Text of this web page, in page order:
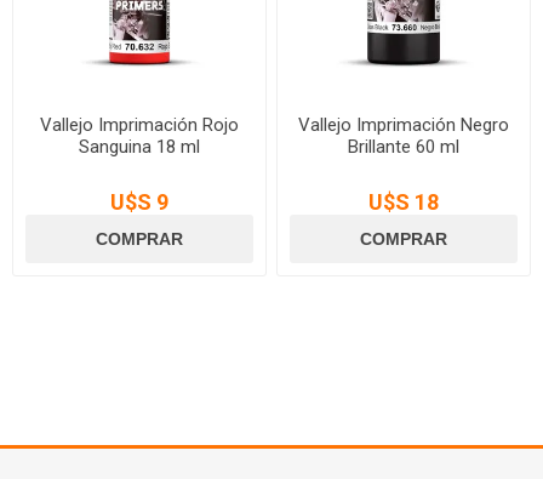
Vallejo Imprimación Rojo
Sanguina 18 ml
U$S 9
Vallejo Imprimación Negro
Brillante 60 ml
U$S 18